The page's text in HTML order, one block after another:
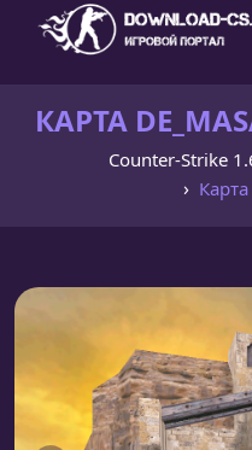
КАРТА
Counter-Strike